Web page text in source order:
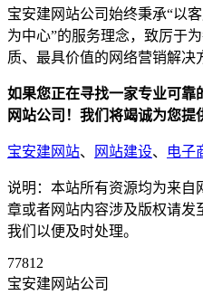
宝安建网站公司始终秉承“以
为中心”的服务理念，致厉于
质、最具价值的网络营销解决
如果您正在寻找一家专业可靠
网站公司！我们将竭诚为您提
宝安建网站、 网站建设、 电子
说明：本站所有资源均为来自
章或者网站内容涉及版权请发
我们以便及时处理。
77812
宝安建网站公司